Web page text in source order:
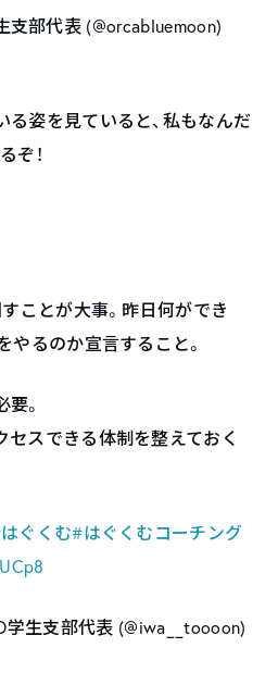
部代表 (@orcabluemoon)
姿を見ていると、私もなんだ
ぞ！
ことが大事。昨日何ができ
やるのか宣言すること。
。
セスできる体制を整えておく
ぐくむ#はぐくむコーチング
学生支部代表 (@iwa__toooon)